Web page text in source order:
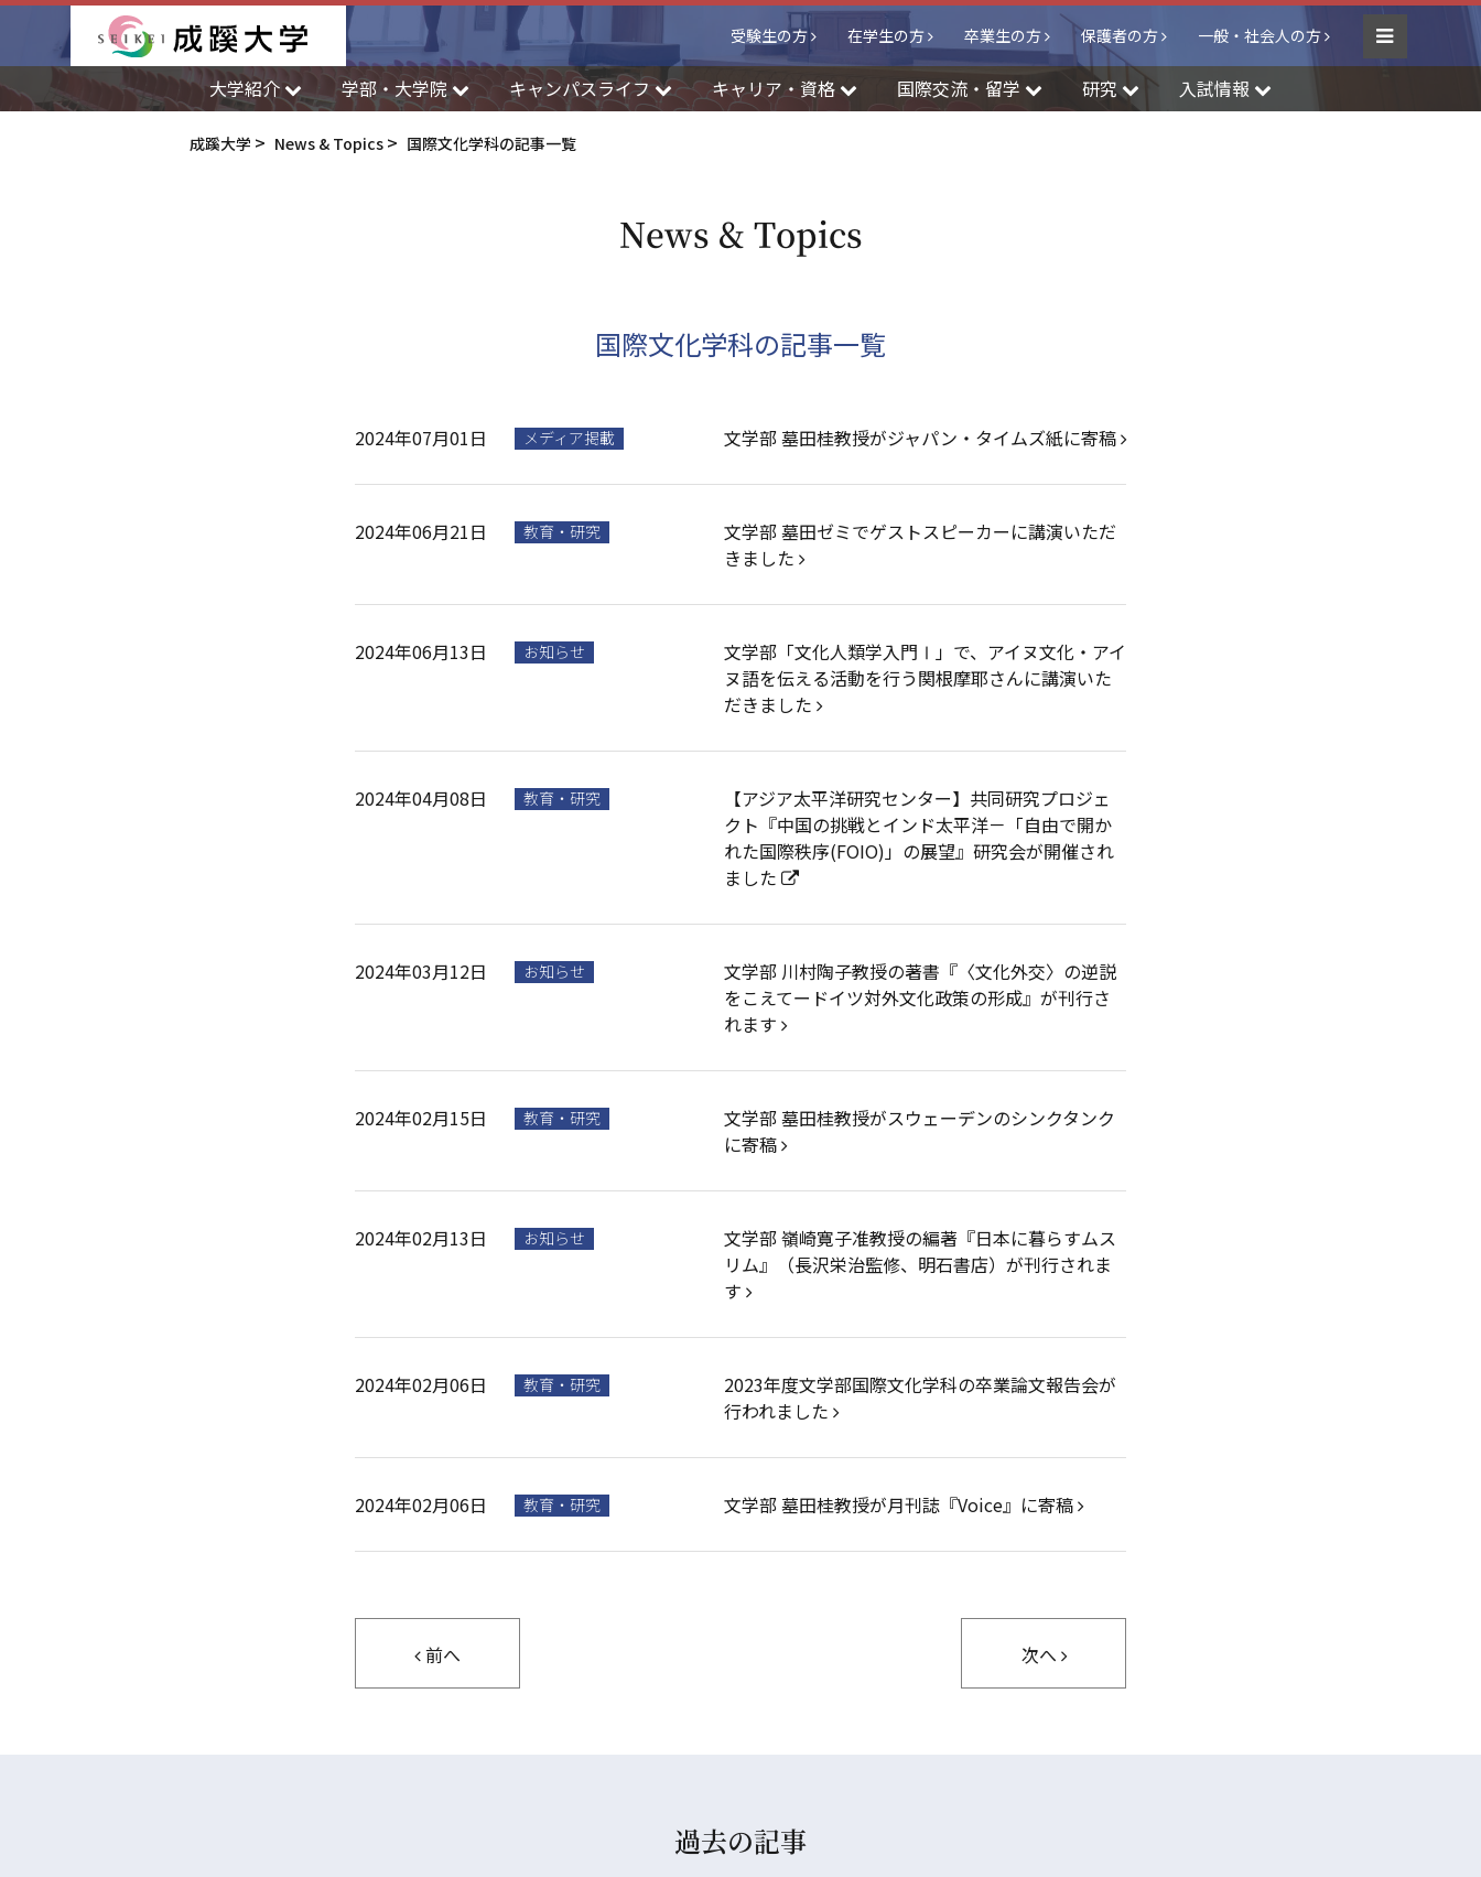
Menu
成蹊大学
受験生の方 在学生の方 卒業生の方 保護者の方 一般・社会人の方
大学紹介 学部・大学院 キャンパスライフ キャリア・資格 国際交流・留学 研究 入試情報
成蹊大学 News & Topics 国際文化学科の記事一覧
News & Topics
国際文化学科の記事一覧
2024年07月01日 メディア掲載 文学部 墓田桂教授がジャパン・タイムズ紙に寄稿
2024年06月21日 教育・研究
文学部 墓田ゼミでゲストスピーカーに講演いただ
きました
2024年06月13日 お知らせ
文学部「文化人類学入門Ⅰ」で、アイヌ文化・アイ
ヌ語を伝える活動を行う関根摩耶さんに講演いた
だきました
2024年04月08日 教育・研究
【アジア太平洋研究センター】共同研究プロジェ
クト『中国の挑戦とインド太平洋－「自由で開か
れた国際秩序(FOIO)」の展望』研究会が開催され
ました
2024年03月12日 お知らせ
文学部 川村陶子教授の著書『〈文化外交〉の逆説
をこえてードイツ対外文化政策の形成』が刊行さ
れます
2024年02月15日 教育・研究
文学部 墓田桂教授がスウェーデンのシンクタンク
に寄稿
2024年02月13日 お知らせ
文学部 嶺崎寛子准教授の編著『日本に暮らすムス
リム』（長沢栄治監修、明石書店）が刊行されま
す
2024年02月06日 教育・研究
2023年度文学部国際文化学科の卒業論文報告会が
行われました
2024年02月06日 教育・研究 文学部 墓田桂教授が月刊誌『Voice』に寄稿
前へ 次へ
過去の記事